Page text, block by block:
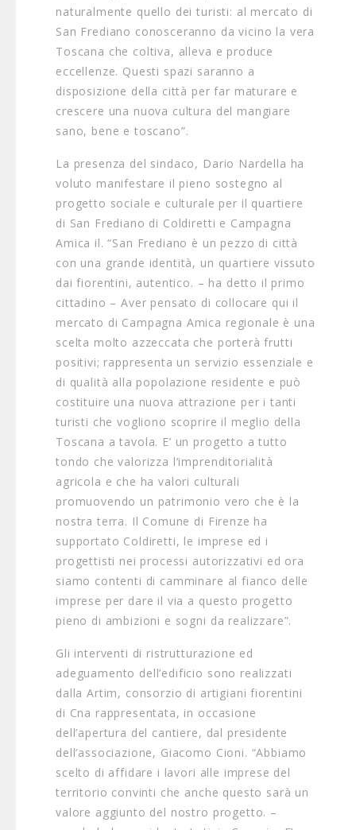
naturalmente quello dei turisti: al mercato di
San Frediano conosceranno da vicino la vera
Toscana che coltiva, alleva e produce
eccellenze. Questi spazi saranno a
disposizione della città per far maturare e
crescere una nuova cultura del mangiare
sano, bene e toscano”.
La presenza del sindaco, Dario Nardella ha
voluto manifestare il pieno sostegno al
progetto sociale e culturale per il quartiere
di San Frediano di Coldiretti e Campagna
Amica il. “San Frediano è un pezzo di città
con una grande identità, un quartiere vissuto
dai fiorentini, autentico. – ha detto il primo
cittadino – Aver pensato di collocare qui il
mercato di Campagna Amica regionale è una
scelta molto azzeccata che porterà frutti
positivi; rappresenta un servizio essenziale e
di qualità alla popolazione residente e può
costituire una nuova attrazione per i tanti
turisti che vogliono scoprire il meglio della
Toscana a tavola. E’ un progetto a tutto
tondo che valorizza l’imprenditorialità
agricola e che ha valori culturali
promuovendo un patrimonio vero che è la
nostra terra. Il Comune di Firenze ha
supportato Coldiretti, le imprese ed i
progettisti nei processi autorizzativi ed ora
siamo contenti di camminare al fianco delle
imprese per dare il via a questo progetto
pieno di ambizioni e sogni da realizzare”.
Gli interventi di ristrutturazione ed
adeguamento dell’edificio sono realizzati
dalla Artim, consorzio di artigiani fiorentini
di Cna rappresentata, in occasione
dell’apertura del cantiere, dal presidente
dell’associazione, Giacomo Cioni. “Abbiamo
scelto di affidare i lavori alle imprese del
territorio convinti che anche questo sarà un
valore aggiunto del nostro progetto. –